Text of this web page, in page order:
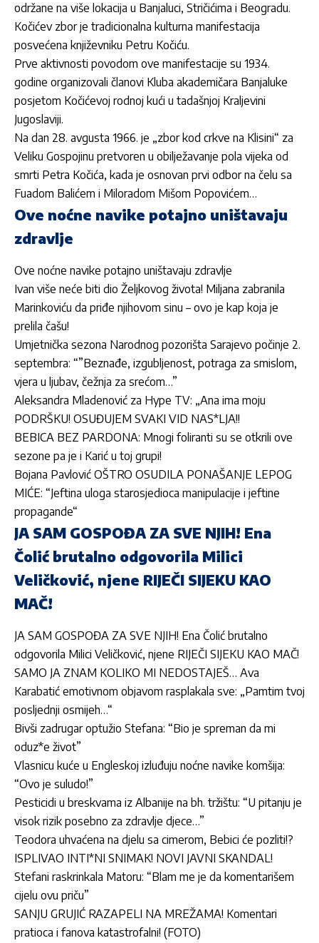
održane na više lokacija u Banjaluci, Stričićima i Beogradu.
Kočićev zbor je tradicionalna kulturna manifestacija
posvećena književniku Petru Kočiću.
Prve aktivnosti povodom ove manifestacije su 1934.
godine organizovali članovi Kluba akademičara Banjaluke
posjetom Kočićevoj rodnoj kući u tadašnjoj Kraljevini
Jugoslaviji.
Na dan 28. avgusta 1966. je „zbor kod crkve na Klisini“ za
Veliku Gospojinu pretvoren u obilježavanje pola vijeka od
smrti Petra Kočića, kada je osnovan prvi odbor na čelu sa
Fuadom Balićem i Miloradom Mišom Popovićem…
Ove noćne navike potajno uništavaju
zdravlje
Ove noćne navike potajno uništavaju zdravlje
Ivan više neće biti dio Željkovog života! Miljana zabranila
Marinkoviću da priđe njihovom sinu – ovo je kap koja je
prelila čašu!
Umjetnička sezona Narodnog pozorišta Sarajevo počinje 2.
septembra: “”Beznađe, izgubljenost, potraga za smislom,
vjera u ljubav, čežnja za srećom…”
Aleksandra Mladenović za Hype TV: „Ana ima moju
PODRŠKU! OSUĐUJEM SVAKI VID NAS*LJA!!
BEBICA BEZ PARDONA: Mnogi foliranti su se otkrili ove
sezone pa je i Karić u toj grupi!
Bojana Pavlović OŠTRO OSUDILA PONAŠANJE LEPOG
MIĆE: “Jeftina uloga starosjedioca manipulacije i jeftine
propagande“
JA SAM GOSPOĐA ZA SVE NJIH! Ena
Čolić brutalno odgovorila Milici
Veličković, njene RIJEČI SIJEKU KAO
MAČ!
JA SAM GOSPOĐA ZA SVE NJIH! Ena Čolić brutalno
odgovorila Milici Veličković, njene RIJEČI SIJEKU KAO MAČ!
SAMO JA ZNAM KOLIKO MI NEDOSTAJEŠ… Ava
Karabatić emotivnom objavom rasplakala sve: „Pamtim tvoj
posljednji osmijeh…“
Bivši zadrugar optužio Stefana: “Bio je spreman da mi
oduz*e život”
Vlasnicu kuće u Engleskoj izluđuju noćne navike komšija:
“Ovo je suludo!”
Pesticidi u breskvama iz Albanije na bh. tržištu: “U pitanju je
visok rizik posebno za zdravlje djece…”
Teodora uhvaćena na djelu sa cimerom, Bebici će pozliti!?
ISPLIVAO INTI*NI SNIMAK! NOVI JAVNI SKANDAL!
Stefani raskrinkala Matoru: “Blam me je da komentarišem
cijelu ovu priču”
SANJU GRUJIĆ RAZAPELI NA MREŽAMA! Komentari
pratioca i fanova katastrofalni! (FOTO)